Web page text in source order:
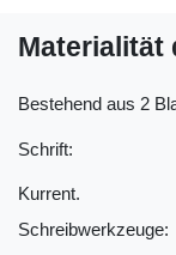
Materialität
Bestehend aus 2
Schrift:
Kurrent.
Schreibwerkzeuge: